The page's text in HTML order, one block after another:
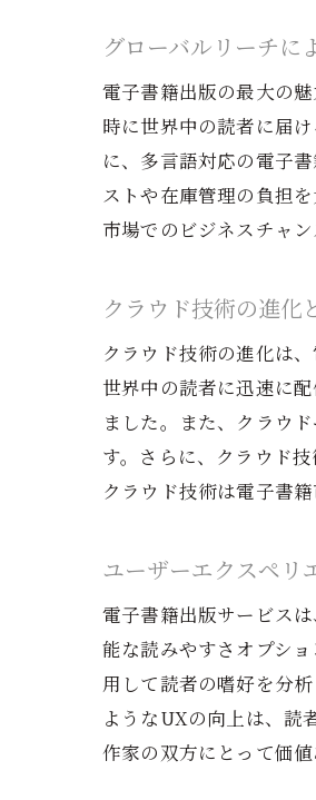
グローバルリーチに
電子書籍出版の最大の
時に世界中の読者に届
に、多言語対応の電子
ストや在庫管理の負担
市場でのビジネスチャ
クラウド技術の進化
クラウド技術の進化は
世界中の読者に迅速に
ました。また、クラウ
す。さらに、クラウド
クラウド技術は電子書
ユーザーエクスペリ
電子書籍出版サービス
能な読みやすさオプシ
用して読者の嗜好を分
ようなUXの向上は、読
作家の双方にとって価